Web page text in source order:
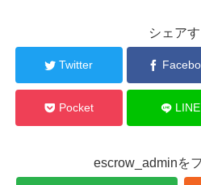
シェア
Twitter
Pocket LINE
escrow_adminを